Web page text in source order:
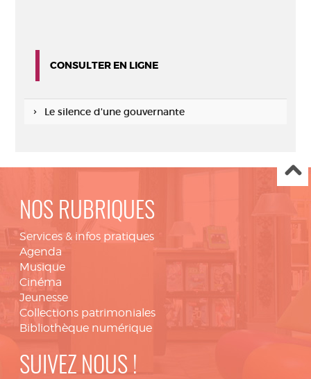
CONSULTER EN LIGNE
Le silence d'une gouvernante
NOS RUBRIQUES
Services & infos pratiques
Agenda
Musique
Cinéma
Jeunesse
Collections patrimoniales
Bibliothèque numérique
SUIVEZ NOUS !